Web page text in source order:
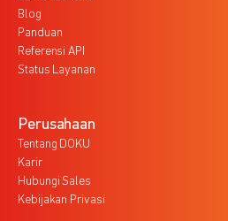
Blog
Panduan
Referensi API
Status Layanan
Perusahaan
Tentang DOKU
Karir
Hubungi Sales
Kebijakan Privasi